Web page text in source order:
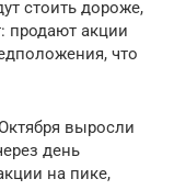
стоить дороже,
продают акции
что
выросли
день
на пике,